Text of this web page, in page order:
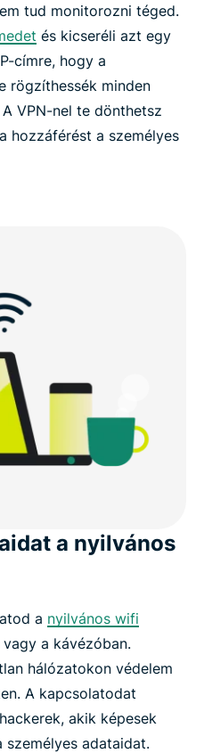
tud monitorozni téged.
és kicseréli azt egy
címre, hogy a
rögzíthessék minden
VPN-nel te dönthetsz
hozzáférést a személyes
a nyilvános
a nyilvános wifi
a kávézóban.
hálózatokon védelem
A kapcsolatodat
akik képesek
személyes adataidat.